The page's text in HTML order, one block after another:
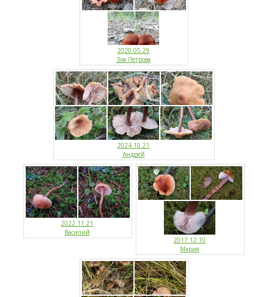
2020.05.29
Зоя Петрова
2024.10.21
Андрей
2022.11.21
Василий
2017.12.10
Мария